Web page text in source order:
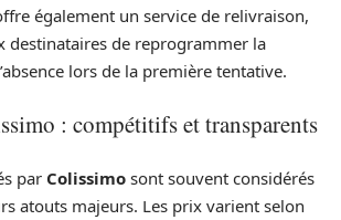
également un service de relivraison,
destinataires de reprogrammer la
lors de la première tentative.
: compétitifs et transparents
par Colissimo sont souvent considérés
atouts majeurs. Les prix varient selon